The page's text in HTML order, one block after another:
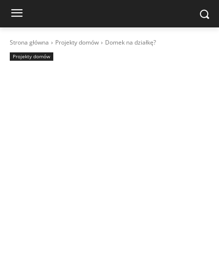
Strona główna Projekty domów Domek na działkę?
Projekty domów